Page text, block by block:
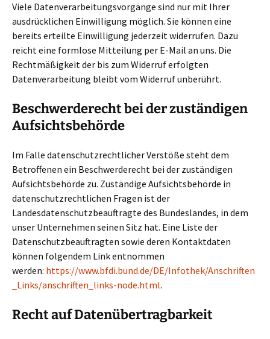
Viele Datenverarbeitungsvorgänge sind nur mit Ihrer
ausdrücklichen Einwilligung möglich. Sie können eine
bereits erteilte Einwilligung jederzeit widerrufen. Dazu
reicht eine formlose Mitteilung per E-Mail an uns. Die
Rechtmäßigkeit der bis zum Widerruf erfolgten
Datenverarbeitung bleibt vom Widerruf unberührt.
Beschwerderecht bei der zuständigen
Aufsichtsbehörde
Im Falle datenschutzrechtlicher Verstöße steht dem
Betroffenen ein Beschwerderecht bei der zuständigen
Aufsichtsbehörde zu. Zuständige Aufsichtsbehörde in
datenschutzrechtlichen Fragen ist der
Landesdatenschutzbeauftragte des Bundeslandes, in dem
unser Unternehmen seinen Sitz hat. Eine Liste der
Datenschutzbeauftragten sowie deren Kontaktdaten
können folgendem Link entnommen
werden: https://www.bfdi.bund.de/DE/Infothek/Anschriften
_Links/anschriften_links-node.html.
Recht auf Datenübertragbarkeit